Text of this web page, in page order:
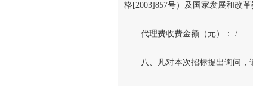
格[2003]857号）及国家发展和改
代理费收费金额（元）： /
八、凡对本次招标提出询问，